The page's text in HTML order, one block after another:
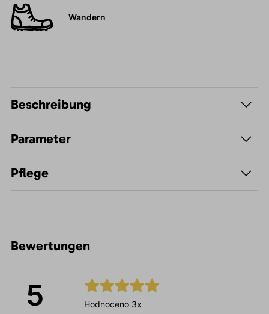
Wandern
Beschreibung
Parameter
Pflege
Bewertungen
5 Hodnoceno 3x